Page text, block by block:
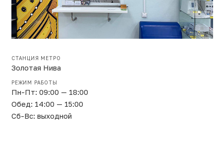
СТАНЦИЯ МЕТРО
Золотая Нива
РЕЖИМ РАБОТЫ
Пн-Пт: 09:00 — 18:00
Обед: 14:00 — 15:00
Сб-Вс: выходной